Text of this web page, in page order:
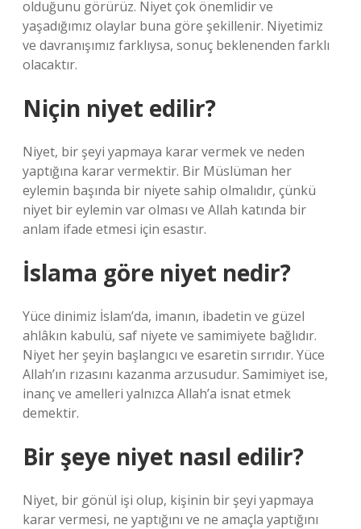
olduğunu görürüz. Niyet çok önemlidir ve
yaşadığımız olaylar buna göre şekillenir. Niyetimiz
ve davranışımız farklıysa, sonuç beklenenden farklı
olacaktır.
Niçin niyet edilir?
Niyet, bir şeyi yapmaya karar vermek ve neden
yaptığına karar vermektir. Bir Müslüman her
eylemin başında bir niyete sahip olmalıdır, çünkü
niyet bir eylemin var olması ve Allah katında bir
anlam ifade etmesi için esastır.
İslama göre niyet nedir?
Yüce dinimiz İslam’da, imanın, ibadetin ve güzel
ahlâkın kabulü, saf niyete ve samimiyete bağlıdır.
Niyet her şeyin başlangıcı ve esaretin sırrıdır. Yüce
Allah’ın rızasını kazanma arzusudur. Samimiyet ise,
inanç ve amelleri yalnızca Allah’a isnat etmek
demektir.
Bir şeye niyet nasıl edilir?
Niyet, bir gönül işi olup, kişinin bir şeyi yapmaya
karar vermesi, ne yaptığını ve ne amaçla yaptığını